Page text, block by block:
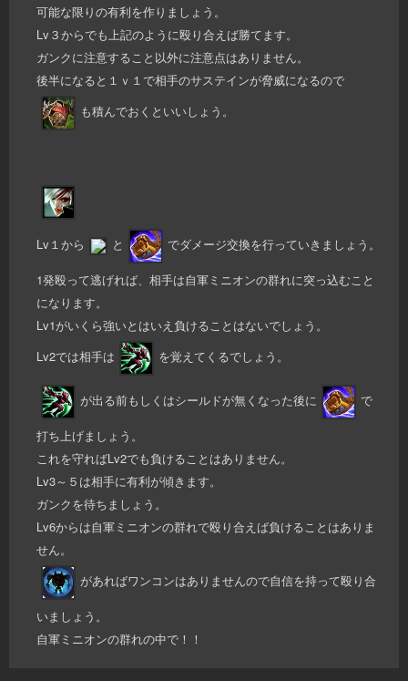
可能な限りの有利を作りましょう。
Lv３からでも上記のように殴り合えば勝てます。
ガンクに注意すること以外に注意点はありません。
後半になると１ｖ１で相手のサステインが脅威になるので
も積んでおくといいしょう。
Lv１から と でダメージ交換を行っていきましょう。
1発殴って逃げれば、相手は自軍ミニオンの群れに突っ込むこと
になります。
Lv1がいくら強いとはいえ負けることはないでしょう。
Lv2では相手は
を覚えてくるでしょう。
が出る前もしくはシールドが無くなった後に で
打ち上げましょう。
これを守ればLv2でも負けることはありません。
Lv3～５は相手に有利が傾きます。
ガンクを待ちましょう。
Lv6からは自軍ミニオンの群れで殴り合えば負けることはありま
せん。
があればワンコンはありませんので自信を持って殴り合
いましょう。
自軍ミニオンの群れの中で！！